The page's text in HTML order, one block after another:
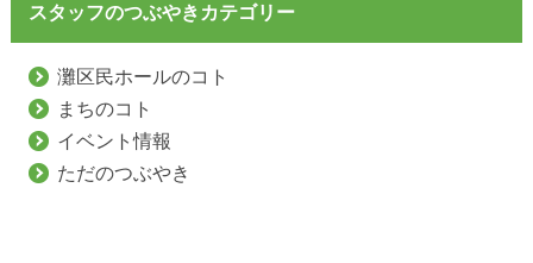
スタッフのつぶやきカテゴリー
灘区民ホールのコト
まちのコト
イベント情報
ただのつぶやき